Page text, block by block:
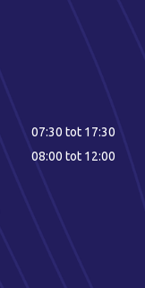
07:30 tot 17:30
08:00 tot 12:00